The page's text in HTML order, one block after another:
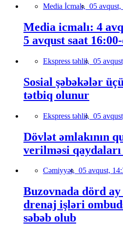
Media İcmalı, 05 avqust,
Media icmalı: 4
5 avqust saat
Ekspress təhlil, 05
Sosial şəbəkələr
tətbiq olunur
Ekspress təhlil, 05
Dövlət əmlakının
verilməsi
Cəmiyyət, 05 avqust,
Buzovnada dörd ay
drenaj işləri
səbəb olub